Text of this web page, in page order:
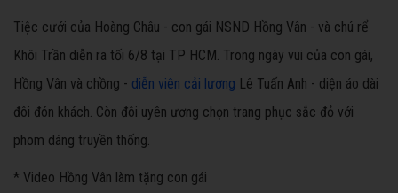
Tiệc cưới của Hoàng Châu - con gái NSND Hồng Vân - và chú rể
Khôi Trần diễn ra tối 6/8 tại TP HCM. Trong ngày vui của con gái,
Hồng Vân và chồng - diễn viên cải lương Lê Tuấn Anh - diện áo dài
đôi đón khách. Còn đôi uyên ương chọn trang phục sắc đỏ với
phom dáng truyền thống.
* Video Hồng Vân làm tặng con gái